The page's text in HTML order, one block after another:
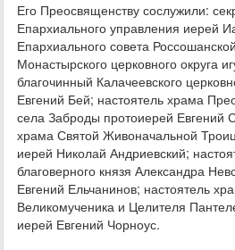
Его Преосвященству сослужили:
Епархиального управления иерей
Епархиального совета
Монастырского церковного округа
благочинный Калачеевского
Евгений Бей; настоятель храма
села Заброды протоиерей Евгений
храма Святой Живоначальной
иерей Николай Андриевский;
благоверного князя Александра
Евгений Ельчанинов; настоятель
Великомученика и Целителя
иерей Евгений Чорноус.